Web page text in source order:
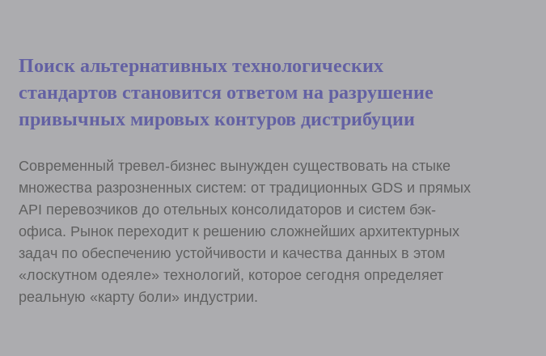
Поиск альтернативных технологических
стандартов становится ответом на разрушение
привычных мировых контуров дистрибуции
Современный тревел-бизнес вынужден существовать на стыке
множества разрозненных систем: от традиционных GDS и прямых
API перевозчиков до отельных консолидаторов и систем бэк-
офиса. Рынок переходит к решению сложнейших архитектурных
задач по обеспечению устойчивости и качества данных в этом
«лоскутном одеяле» технологий, которое сегодня определяет
реальную «карту боли» индустрии.